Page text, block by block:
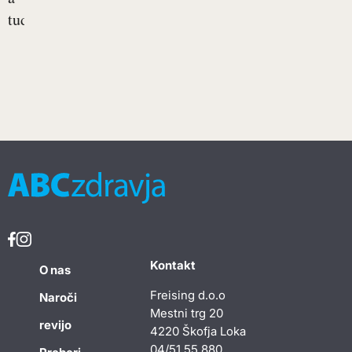
tudi...
O nas
Naroči
revijo
Kontakt
Freising d.o.o
Mestni trg 20
4220 Škofja Loka
04/51 55 880